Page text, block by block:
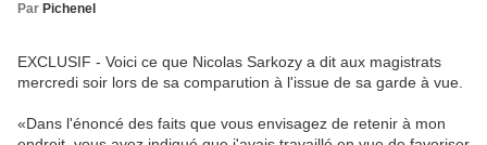
Par Pichenel
EXCLUSIF - Voici ce que Nicolas Sarkozy a dit aux magistrats
mercredi soir lors de sa comparution à l'issue de sa garde à vue.
«Dans l'énoncé des faits que vous envisagez de retenir à mon